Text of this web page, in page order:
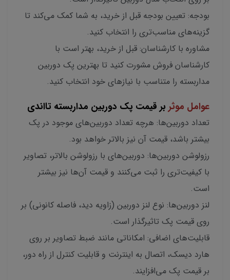
بودجه: تعیین بودجه قبل از خرید، به شما کمک می‌کند تا
گزینه‌های مناسب‌تری را انتخاب کنید.
مشاوره با کارشناسان: قبل از خرید، بهتر است با
کارشناسان فروش مشورت کنید تا بهترین پک دوربین
مداربسته را متناسب با نیازهای خود انتخاب کنید.
عوامل موثر بر قیمت پک دوربین مداربسته تااندی
تعداد دوربین‌ها: هرچه تعداد دوربین‌های موجود در پک
بیشتر باشد، قیمت آن نیز بالاتر خواهد بود.
رزولوشن دوربین‌ها: دوربین‌های با رزولوشن بالاتر، تصاویر
با کیفیت‌تری را ثبت می‌کنند و قیمت آن‌ها نیز بیشتر
است.
لنز دوربین‌ها: نوع لنز دوربین (زاویه دید، فاصله کانونی) بر
روی قیمت پک تاثیرگذار است.
قابلیت‌های اضافی: امکاناتی مانند ضبط تصاویر بر روی
هارد دیسک، اتصال به اینترنت و قابلیت کنترل از راه دور،
بر قیمت پک می‌افزایند.